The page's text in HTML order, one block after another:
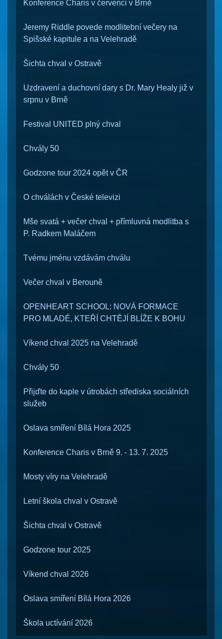
Konference Charis v červenci v Brně
Jeremy Riddle povede modlitební večery na
Spišské kapitule a na Velehradě
Šichta chval v Ostravě
Uzdravení a duchovní dary s Dr. Mary Healy již v
srpnu v Brně
Festival UNITED plný chval
Chvály 50
Godzone tour 2024 opět v ČR
O chválách v České televizi
Mše svatá + večer chval + přímluvná modlitba s
P. Radkem Maláčem
Tvému jménu vzdávám chválu
Večer chval v Berouně
OPENHEART SCHOOL: NOVÁ FORMACE
PRO MLADÉ, KTEŘÍ CHTĚJÍ BLÍŽE K BOHU
Víkend chval 2025 na Velehradě
Chvály 50
Přijďte do kaple v útrobách střediska sociálních
služeb
Oslava smíření Bílá Hora 2025
Konference Charis v Brně 9. - 13. 7. 2025
Mosty víry na Velehradě
Letní škola chval v Ostravě
Šichta chval v Ostravě
Godzone tour 2025
Víkend chval 2026
Oslava smíření Bílá Hora 2026
Škola uctívání 2026